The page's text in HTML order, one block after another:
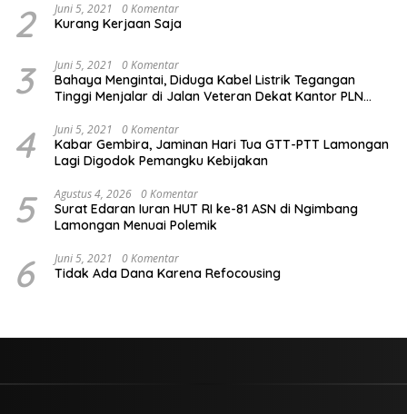
2 Juni 5, 2021 0 Komentar
Kurang Kerjaan Saja
3 Juni 5, 2021 0 Komentar
Bahaya Mengintai, Diduga Kabel Listrik Tegangan
Tinggi Menjalar di Jalan Veteran Dekat Kantor PLN
4 Juni 5, 2021 0 Komentar
Kabar Gembira, Jaminan Hari Tua GTT-PTT Lamongan
Lagi Digodok Pemangku Kebijakan
5 Agustus 4, 2026 0 Komentar
Surat Edaran Iuran HUT RI ke-81 ASN di Ngimbang
Lamongan Menuai Polemik
6 Juni 5, 2021 0 Komentar
Tidak Ada Dana Karena Refocousing